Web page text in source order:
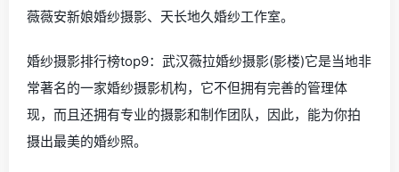
薇薇安新娘婚纱摄影、天长地久婚纱工作室。
婚纱摄影排行榜top9：武汉薇拉婚纱摄影(影楼)它是当地非
常著名的一家婚纱摄影机构，它不但拥有完善的管理体
现，而且还拥有专业的摄影和制作团队，因此，能为你拍
摄出最美的婚纱照。